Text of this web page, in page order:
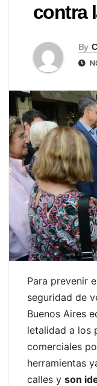
contra
By
Para prevenir
seguridad de
Buenos Aires
letalidad a los
comerciales
herramientas
calles y son